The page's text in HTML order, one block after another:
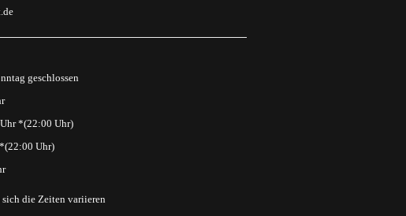
geschlossen
*(22:00 Uhr)
Uhr)
die Zeiten variieren